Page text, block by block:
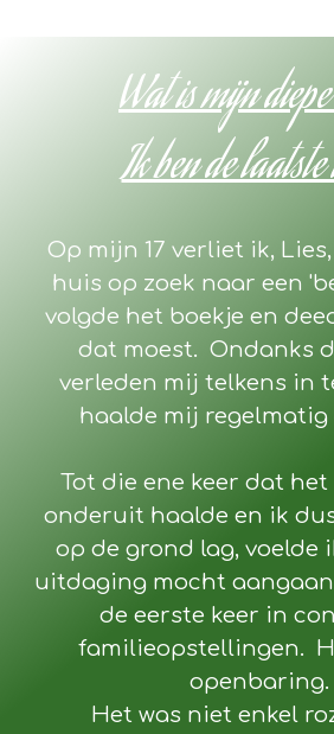
Wat is mijn
Ik ben de
Op mijn 17 verliet ik,
huis op zoek naar een
volgde het boekje en
dat moest. Ondanks
verleden mij telkens in
haalde mij
Tot die ene keer dat
onderuit haalde en ik
op de grond lag, voelde
uitdaging mocht
de eerste keer in
familieopstellingen.
openbaring.
Het was niet enkel